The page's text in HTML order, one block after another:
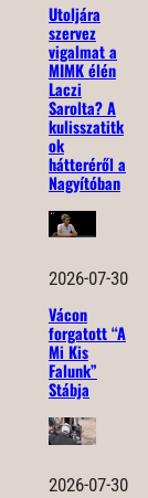
Utoljára
szervez
vigalmat a
MIMK élén
Laczi
Sarolta? A
kulisszatitk
ok
hátteréről a
Nagyítóban
2026-07-30
Vácon
forgatott “A
Mi Kis
Falunk”
Stábja
2026-07-30